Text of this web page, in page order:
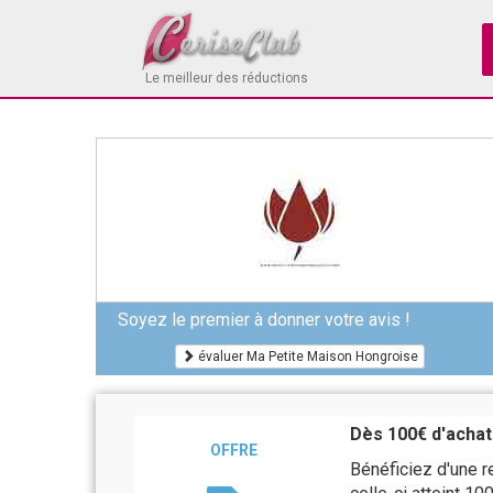
Le meilleur des réductions
Soyez le premier à donner votre avis !
évaluer Ma Petite Maison Hongroise
OFFRE
Dès 100€
Bénéficiez d'une